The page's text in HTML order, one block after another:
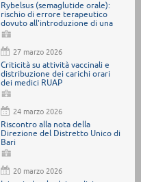
Rybelsus (semaglutide orale):
rischio di errore terapeutico
dovuto all'introduzione di una
nuova formulazione con
maggiore biodisponibilità
27 marzo 2026
Criticità su attività vaccinali e
distribuzione dei carichi orari
dei medici RUAP
24 marzo 2026
Riscontro alla nota della
Direzione del Distretto Unico di
Bari
20 marzo 2026